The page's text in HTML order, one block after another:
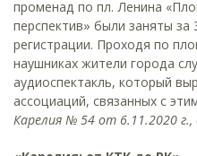
променад по пл. Ленина
перспектив» были заняты за
регистрации. Проходя по
наушниках жители города
аудиоспектакль, который
ассоциаций, связанных с
Карелия № 54 от 6.11.2020 г.,